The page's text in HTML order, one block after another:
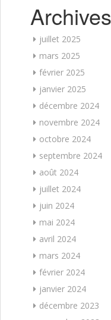
Archives
juillet 2025
mars 2025
février 2025
janvier 2025
décembre 2024
novembre 2024
octobre 2024
septembre 2024
août 2024
juillet 2024
juin 2024
mai 2024
avril 2024
mars 2024
février 2024
janvier 2024
décembre 2023